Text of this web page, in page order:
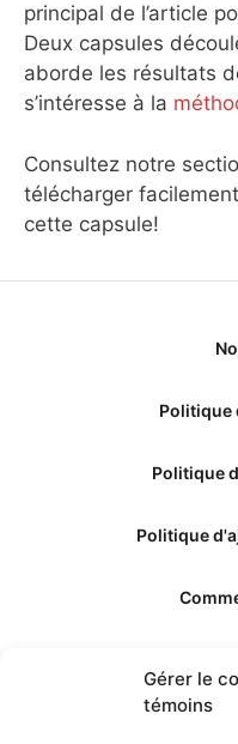
Gérer le
témoins
principal de l’article
Deux capsules
aborde les résultats
s’intéresse à la
Consultez notre
télécharger
cette capsule!
Politique
Politique
Politique